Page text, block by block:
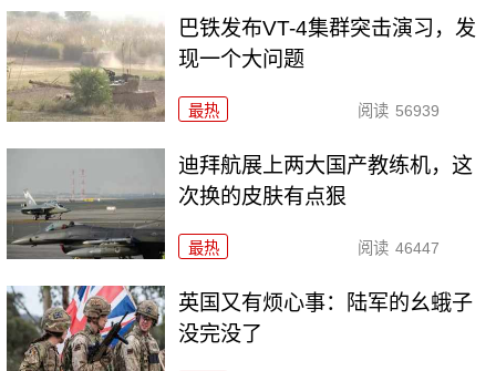
巴铁发布VT-4集群突击演习，发
现一个大问题
最热 阅读 56939
迪拜航展上两大国产教练机，这
次换的皮肤有点狠
最热 阅读 46447
英国又有烦心事：陆军的幺蛾子
没完没了